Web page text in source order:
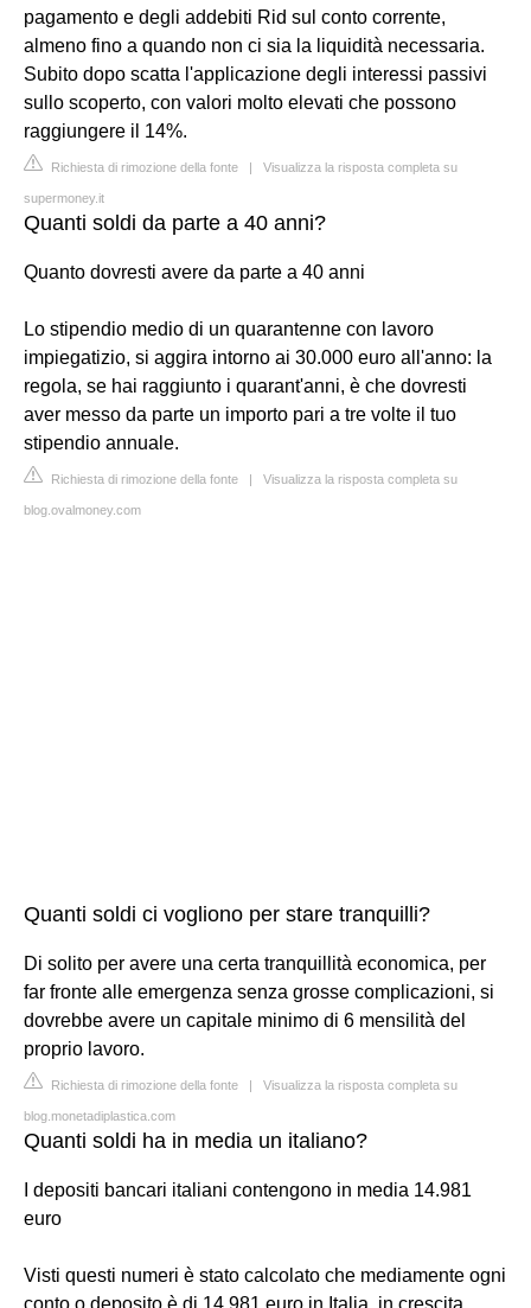
pagamento e degli addebiti Rid sul conto corrente,
almeno fino a quando non ci sia la liquidità necessaria.
Subito dopo scatta l'applicazione degli interessi passivi
sullo scoperto, con valori molto elevati che possono
raggiungere il 14%.
Richiesta di rimozione della fonte | Visualizza la risposta completa su
supermoney.it
Quanti soldi da parte a 40 anni?
Quanto dovresti avere da parte a 40 anni
Lo stipendio medio di un quarantenne con lavoro
impiegatizio, si aggira intorno ai 30.000 euro all'anno: la
regola, se hai raggiunto i quarant'anni, è che dovresti
aver messo da parte un importo pari a tre volte il tuo
stipendio annuale.
Richiesta di rimozione della fonte | Visualizza la risposta completa su
blog.ovalmoney.com
Quanti soldi ci vogliono per stare tranquilli?
Di solito per avere una certa tranquillità economica, per
far fronte alle emergenza senza grosse complicazioni, si
dovrebbe avere un capitale minimo di 6 mensilità del
proprio lavoro.
Richiesta di rimozione della fonte | Visualizza la risposta completa su
blog.monetadiplastica.com
Quanti soldi ha in media un italiano?
I depositi bancari italiani contengono in media 14.981
euro
Visti questi numeri è stato calcolato che mediamente ogni
conto o deposito è di 14.981 euro in Italia, in crescita